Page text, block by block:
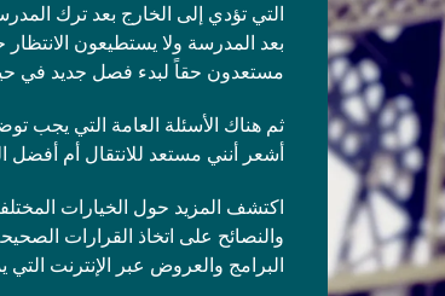
التي تؤدي إلى الخارج بعد ترك
بعد المدرسة ولا يستطيعون
مستعدون حقاً لبدء فصل جديد في
ثم هناك الأسئلة العامة التي يجب
أشعر أنني مستعد للانتقال أم أفضل
والنصائح على اتخاذ القرارات
البرامج والعروض عبر الإنترنت